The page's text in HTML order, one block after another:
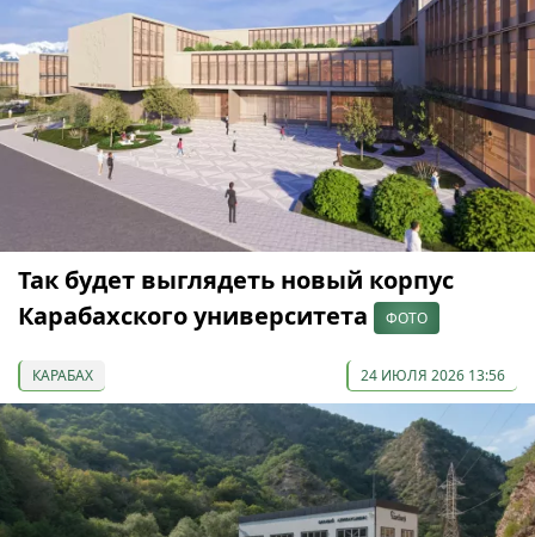
Так будет выглядеть новый корпус
Карабахского университета
ФОТО
КАРАБАХ 24 ИЮЛЯ 2026 13:56